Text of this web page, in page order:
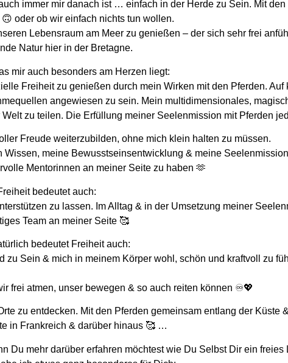
immer mir danach ist … einfach in der Herde zu Sein. Mit
oder ob wir einfach nichts tun wollen.
Lebensraum am Meer zu genießen – der sich sehr frei
Natur hier in der Bretagne.
mir auch besonders am Herzen liegt:
Freiheit zu genießen durch mein Wirken mit den Pferden.
angewiesen zu sein. Mein multidimensionales,
Welt zu teilen. Die Erfüllung meiner Seelenmission mit Pferden
Freude weiterzubilden, ohne mich klein halten zu müssen.
Wissen, meine Bewusstseinsentwicklung & meine
Mentorinnen an meiner Seite zu haben 🫶
bedeutet auch:
zu lassen. Im Alltag & in der Umsetzung meiner
Team an meiner Seite 🥰
bedeutet Freiheit auch:
zu Sein & mich in meinem Körper wohl, schön und kraftvoll zu
frei atmen, unser bewegen & so auch reiten können ♾️💖
zu entdecken. Mit den Pferden gemeinsam entlang der Küste
in Frankreich & darüber hinaus 🥰 …
Du mehr darüber erfahren möchtest wie Du Selbst Dir ein